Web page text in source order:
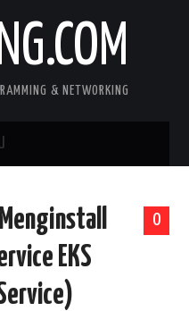
& NETWORKING
0
EKS